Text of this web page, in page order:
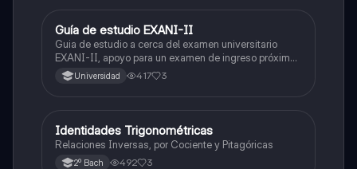
Historia
Guía de estudio EXANI-II
Guia de estudio a cerca del examen universitario
EXANI-II, apoyo para un examen de ingreso próximo
2026.Universidad 417 3
Matemáticas
Identidades Trigonométricas
Relaciones Inversas, por Cociente y Pitagóricas
2º Bach 492 3